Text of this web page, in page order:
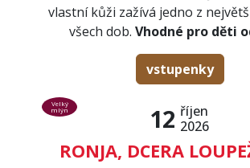
vlastní kůži zažívá jedno z
všech dob. Vhodné pro děti
vstupenky
12 říjen
2026
RONJA, DCERA
Velký
mlýn